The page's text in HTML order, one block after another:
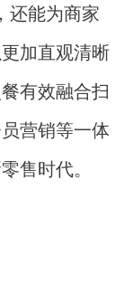
还能为商家
加直观清晰
有效融合扫
营销等一体
售时代。